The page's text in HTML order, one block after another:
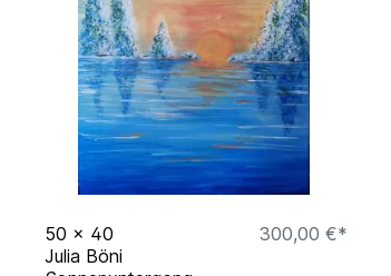
50 x 40
300,00 €*
Julia Böni